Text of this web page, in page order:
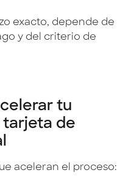
exacto, depende de
y del criterio de
tu
tarjeta de
aceleran el proceso: